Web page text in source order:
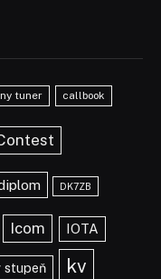
tuner callbook
DK7ZB
Icom IOTA
stupeň kv